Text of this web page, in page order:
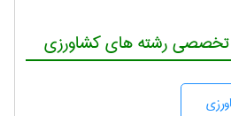
رشته های کشاورزی